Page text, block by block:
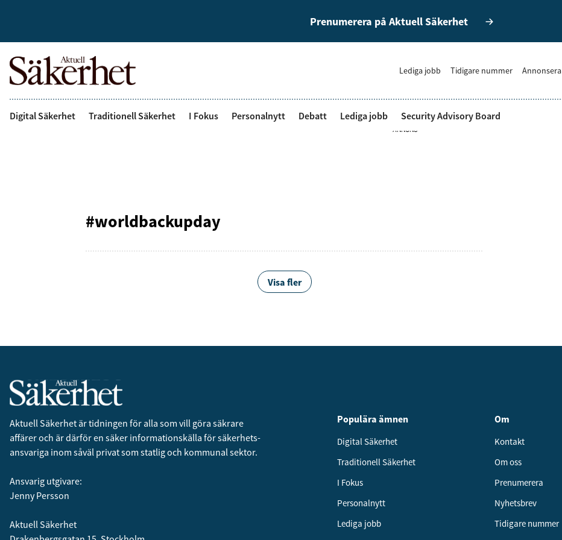
Prenumerera på Aktuell Säkerhet
Lediga jobb Tidigare nummer Annonsera
Digital Säkerhet Traditionell Säkerhet I Fokus Personalnytt Debatt Lediga jobb Security Advisory Board
ANNONS
#worldbackupday
Visa fler
Aktuell Säkerhet är tidningen för alla som vill göra säkrare
affärer och är därför en säker informationskälla för säkerhets­
ansvariga inom såväl privat som statlig och kommunal sektor.
Ansvarig utgivare:
Jenny Persson
Aktuell Säkerhet
Populära ämnen
Digital Säkerhet
Traditionell Säkerhet
I Fokus
Personalnytt
Lediga jobb
Om
Kontakt
Om oss
Prenumerera
Nyhetsbrev
Tidigare nummer